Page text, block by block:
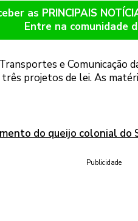
as PRINCIPAIS
Entre na comunidade
e Comunicação
projetos de lei. As
do queijo colonial do
Publicidade